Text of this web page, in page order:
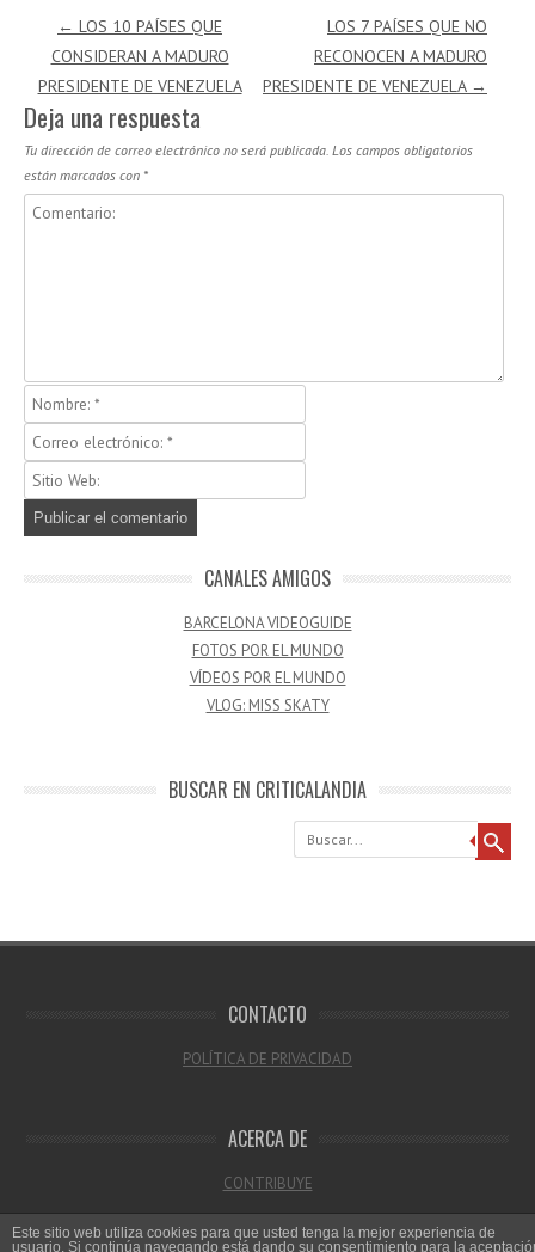
Navegación de entradas
← LOS 10 PAÍSES QUE
CONSIDERAN A MADURO
PRESIDENTE DE VENEZUELA
LOS 7 PAÍSES QUE NO
RECONOCEN A MADURO
PRESIDENTE DE VENEZUELA →
Deja una respuesta
Tu dirección de correo electrónico no será publicada. Los campos obligatorios
están marcados con *
CANALES AMIGOS
BARCELONA VIDEOGUIDE
FOTOS POR EL MUNDO
VÍDEOS POR EL MUNDO
VLOG: MISS SKATY
BUSCAR EN CRITICALANDIA
Buscar
CONTACTO
POLÍTICA DE PRIVACIDAD
ACERCA DE
CONTRIBUYE
Este sitio web utiliza cookies para que usted tenga la mejor experiencia de
usuario. Si continúa navegando está dando su consentimiento para la